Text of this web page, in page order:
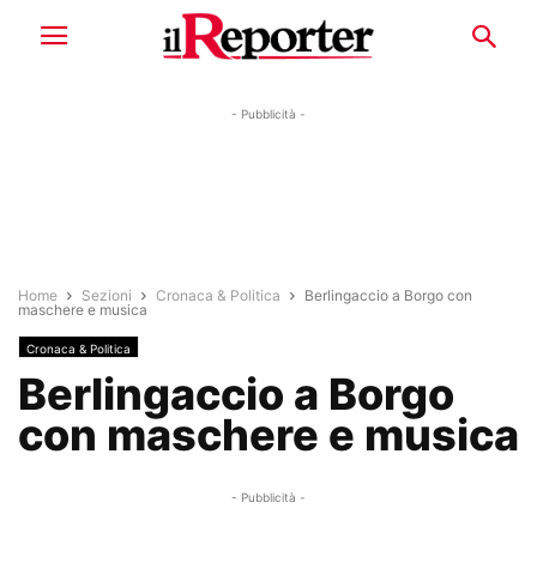
- Pubblicità -
Home Sezioni Cronaca & Politica
Berlingaccio a Borgo con
maschere e musica
Cronaca & Politica
Berlingaccio a Borgo
con maschere e musica
- Pubblicità -